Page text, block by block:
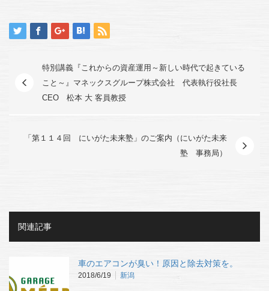
特別講義『これからの資産運用～新しい時代で起きている
こと～』マネックスグループ株式会社 代表執行役社長
CEO 松本 大 客員教授
「第１１４回 にいがた未来塾」のご案内（にいがた未来
塾 事務局）
関連記事
車のエアコンが臭い！原因と除去対策を。
2018/6/19 新潟